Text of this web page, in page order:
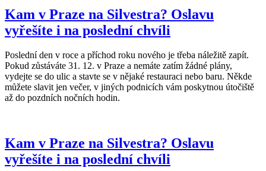
Kam v Praze na Silvestra? Oslavu
vyřešíte i na poslední chvíli
Poslední den v roce a příchod roku nového je třeba náležitě zapít.
Pokud zůstáváte 31. 12. v Praze a nemáte zatím žádné plány,
vydejte se do ulic a stavte se v nějaké restauraci nebo baru. Někde
můžete slavit jen večer, v jiných podnicích vám poskytnou útočiště
až do pozdních nočních hodin.
Kam v Praze na Silvestra? Oslavu
vyřešíte i na poslední chvíli